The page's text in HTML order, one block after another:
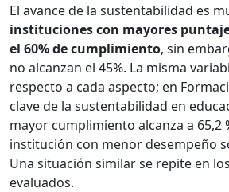
El avance de la sustentabilidad es
instituciones con mayores
el 60% de cumplimiento, sin
no alcanzan el 45%. La misma
respecto a cada aspecto; en
clave de la sustentabilidad en
mayor cumplimiento alcanza a 65,2
institución con menor desempeño
Una situación similar se repite en
evaluados.